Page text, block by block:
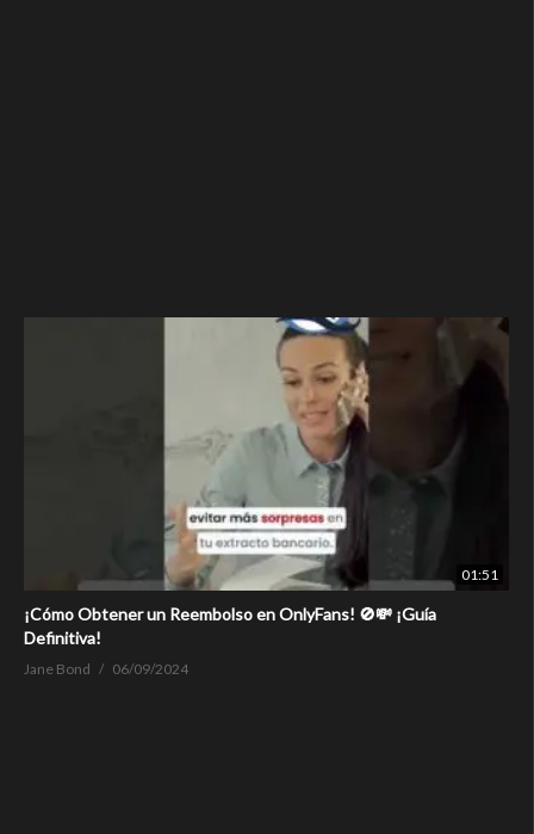
01:51
¡Cómo Obtener un Reembolso en OnlyFans! 🚫💸 ¡Guía
Definitiva!
Jane Bond 06/09/2024